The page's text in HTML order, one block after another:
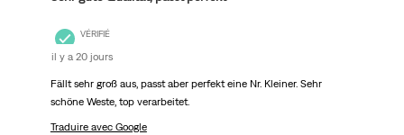
VÉRIFIÉ
il y a 20 jours
Fällt sehr groß aus, passt aber perfekt eine Nr. Kleiner. Sehr
schöne Weste, top verarbeitet.
Traduire avec Google